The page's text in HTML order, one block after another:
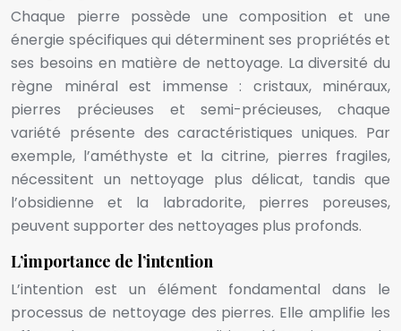
Chaque pierre possède une composition et une
énergie spécifiques qui déterminent ses propriétés et
ses besoins en matière de nettoyage. La diversité du
règne minéral est immense : cristaux, minéraux,
pierres précieuses et semi-précieuses, chaque
variété présente des caractéristiques uniques. Par
exemple, l’améthyste et la citrine, pierres fragiles,
nécessitent un nettoyage plus délicat, tandis que
l’obsidienne et la labradorite, pierres poreuses,
peuvent supporter des nettoyages plus profonds.
L’importance de l’intention
L’intention est un élément fondamental dans le
processus de nettoyage des pierres. Elle amplifie les